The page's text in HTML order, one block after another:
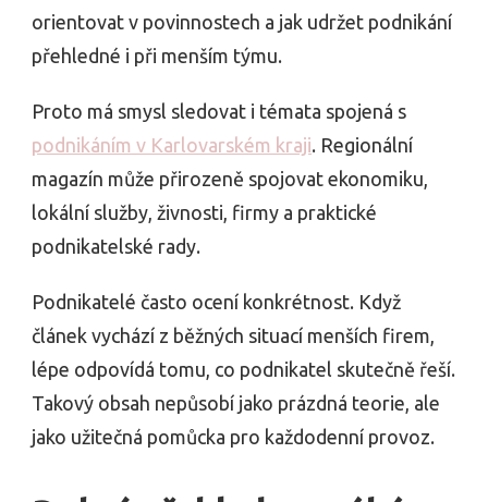
orientovat v povinnostech a jak udržet podnikání
přehledné i při menším týmu.
Proto má smysl sledovat i témata spojená s
podnikáním v Karlovarském kraji. Regionální
magazín může přirozeně spojovat ekonomiku,
lokální služby, živnosti, firmy a praktické
podnikatelské rady.
Podnikatelé často ocení konkrétnost. Když
článek vychází z běžných situací menších firem,
lépe odpovídá tomu, co podnikatel skutečně řeší.
Takový obsah nepůsobí jako prázdná teorie, ale
jako užitečná pomůcka pro každodenní provoz.